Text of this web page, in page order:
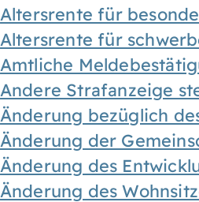
Altersrente für
Altersrente für
Amtliche
Andere Strafanzeige
Änderung bezüglich
Änderung der
Änderung des
Änderung des